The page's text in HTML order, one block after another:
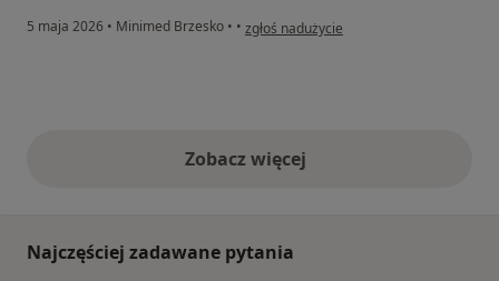
5 maja 2026 • Minimed Brzesko • • w opinii użytkownika Gabriela
zgłoś nadużycie
Zobacz więcejopinie powyżej
Najczęściej zadawane pytania